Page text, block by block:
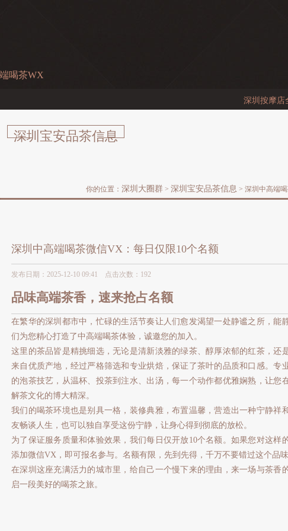
喝茶WX
深圳按摩店全
深圳宝安品茶信息
你的位置： 深圳大圈群 > 深圳宝安品茶信息 > 深圳中高端
深圳中高端喝茶微信VX：每日仅限10个名额
发布日期：2025-12-10 09:41 点击次数：192
品味高端茶香，速来抢占名额
在繁华的深圳都市中，忙碌的生活节奏让人们愈发渴望一处静谧之所，能
们为您精心打造了中高端喝茶体验，诚邀您的加入。
这里的茶品皆是精挑细选，无论是清新淡雅的绿茶、醇厚浓郁的红茶，还
来自优质产地，经过严格筛选和专业烘焙，保证了茶叶的品质和口感。专
的泡茶技艺，从温杯、投茶到注水、出汤，每一个动作都优雅娴熟，让您
解茶文化的博大精深。
我们的喝茶环境也是别具一格，装修典雅，布置温馨，营造出一种宁静祥
友畅谈人生，也可以独自享受这份宁静，让身心得到彻底的放松。
为了保证服务质量和体验效果，我们每日仅开放10个名额。如果您对这样
添加微信VX，即可报名参与。名额有限，先到先得，千万不要错过这个品
在深圳这座充满活力的城市里，给自己一个慢下来的理由，来一场与茶香
启一段美好的喝茶之旅。